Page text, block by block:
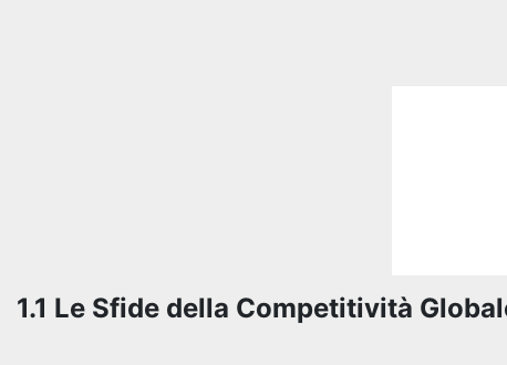
1.1 Le Sfide della Competitività